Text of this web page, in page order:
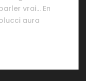
vrai… En
aura